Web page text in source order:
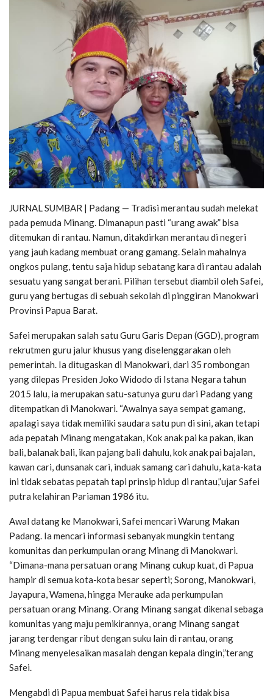
JURNAL SUMBAR | Padang — Tradisi merantau sudah melekat
pada pemuda Minang. Dimanapun pasti “urang awak” bisa
ditemukan di rantau. Namun, ditakdirkan merantau di negeri
yang jauh kadang membuat orang gamang. Selain mahalnya
ongkos pulang, tentu saja hidup sebatang kara di rantau adalah
sesuatu yang sangat berani. Pilihan tersebut diambil oleh Safei,
guru yang bertugas di sebuah sekolah di pinggiran Manokwari
Provinsi Papua Barat.
Safei merupakan salah satu Guru Garis Depan (GGD), program
rekrutmen guru jalur khusus yang diselenggarakan oleh
pemerintah. Ia ditugaskan di Manokwari, dari 35 rombongan
yang dilepas Presiden Joko Widodo di Istana Negara tahun
2015 lalu, ia merupakan satu-satunya guru dari Padang yang
ditempatkan di Manokwari. “Awalnya saya sempat gamang,
apalagi saya tidak memiliki saudara satu pun di sini, akan tetapi
ada pepatah Minang mengatakan, Kok anak pai ka pakan, ikan
bali, balanak bali, ikan pajang bali dahulu, kok anak pai bajalan,
kawan cari, dunsanak cari, induak samang cari dahulu, kata-kata
ini tidak sebatas pepatah tapi prinsip hidup di rantau,”ujar Safei
putra kelahiran Pariaman 1986 itu.
Awal datang ke Manokwari, Safei mencari Warung Makan
Padang. Ia mencari informasi sebanyak mungkin tentang
komunitas dan perkumpulan orang Minang di Manokwari.
“Dimana-mana persatuan orang Minang cukup kuat, di Papua
hampir di semua kota-kota besar seperti; Sorong, Manokwari,
Jayapura, Wamena, hingga Merauke ada perkumpulan
persatuan orang Minang. Orang Minang sangat dikenal sebaga
komunitas yang maju pemikirannya, orang Minang sangat
jarang terdengar ribut dengan suku lain di rantau, orang
Minang menyelesaikan masalah dengan kepala dingin,”terang
Safei.
Mengabdi di Papua membuat Safei harus rela tidak bisa